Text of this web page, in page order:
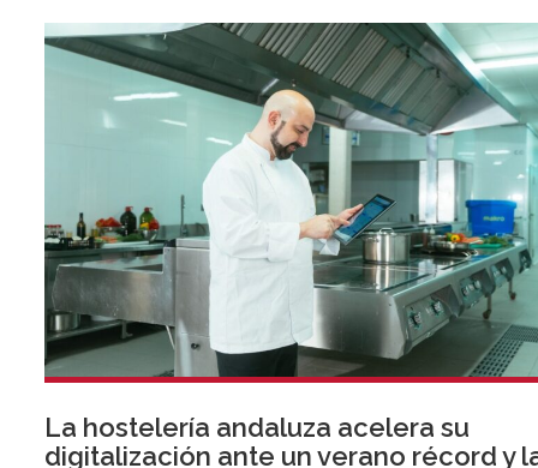
La hostelería andaluza acelera su
digitalización ante un verano récord y